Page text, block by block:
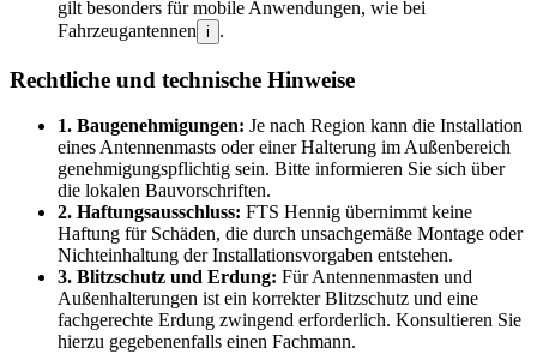
gilt besonders für mobile Anwendungen, wie bei
Fahrzeugantennen i .
Rechtliche und technische Hinweise
1. Baugenehmigungen: Je nach Region kann die Installation
eines Antennenmasts oder einer Halterung im Außenbereich
genehmigungspflichtig sein. Bitte informieren Sie sich über
die lokalen Bauvorschriften.
2. Haftungsausschluss: FTS Hennig übernimmt keine
Haftung für Schäden, die durch unsachgemäße Montage oder
Nichteinhaltung der Installationsvorgaben entstehen.
3. Blitzschutz und Erdung: Für Antennenmasten und
Außenhalterungen ist ein korrekter Blitzschutz und eine
fachgerechte Erdung zwingend erforderlich. Konsultieren Sie
hierzu gegebenenfalls einen Fachmann.